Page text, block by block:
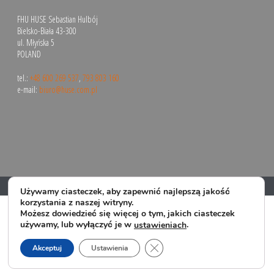
FHU HUSE Sebastian Hulbój
Bielsko-Biała 43-300
ul. Młyńska 5
POLAND
tel.:+48 600 269 537,793 803 160
e-mail: biuro@huse.com.pl
Copyright All Rights Reserved © 2024
Używamy ciasteczek, aby zapewnić najlepszą jakość
korzystania z naszej witryny.
Możesz dowiedzieć się więcej o tym, jakich ciasteczek
używamy, lub wyłączyć je w ustawieniach.
Akceptuj Ustawienia Zamknij panel powiadomień o